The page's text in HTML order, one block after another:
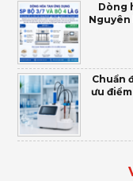
Dòng
Nguyên
Chuẩn
ưu